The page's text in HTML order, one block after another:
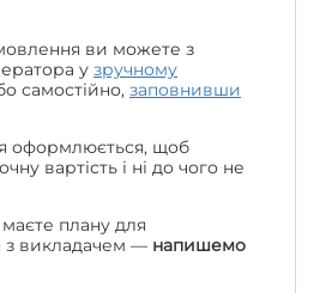
ви можете з
у зручному
самостійно, заповнивши
оформлюється, щоб
вартість і ні до чого не
плану для
з викладачем — напишемо